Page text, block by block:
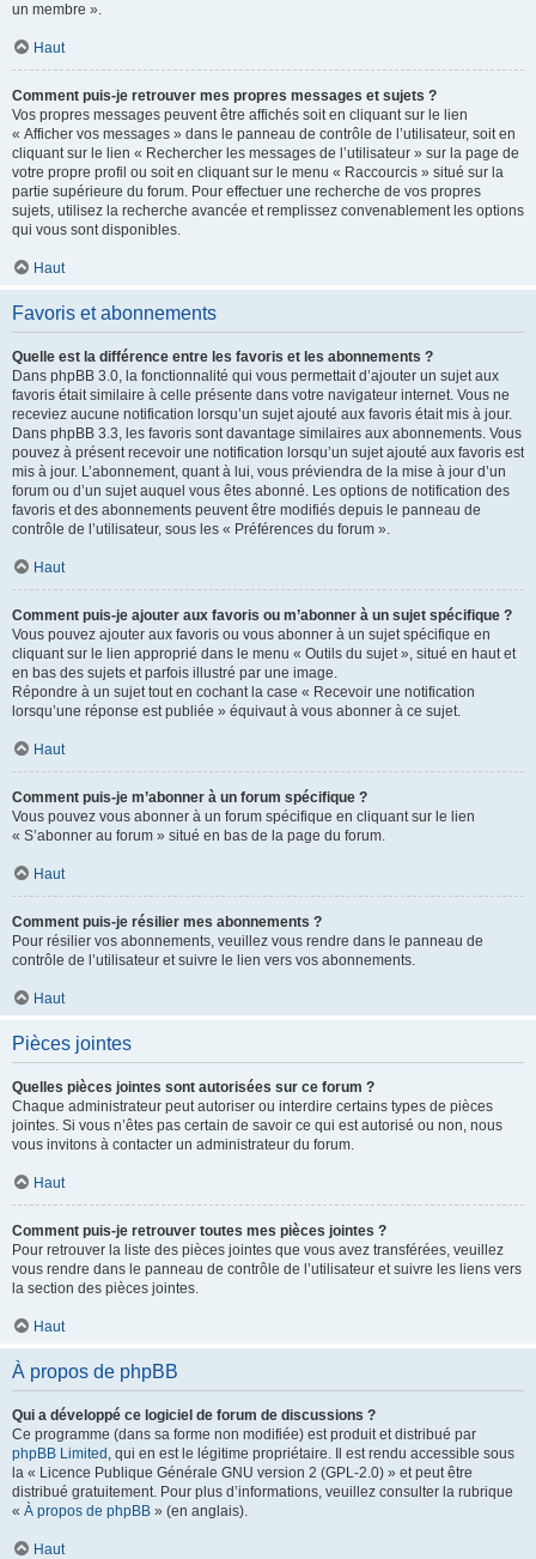
un membre ».
Haut
Comment puis-je retrouver mes propres messages et sujets ?
Vos propres messages peuvent être affichés soit en cliquant sur le lien
« Afficher vos messages » dans le panneau de contrôle de l’utilisateur, soit en
cliquant sur le lien « Rechercher les messages de l’utilisateur » sur la page de
votre propre profil ou soit en cliquant sur le menu « Raccourcis » situé sur la
partie supérieure du forum. Pour effectuer une recherche de vos propres
sujets, utilisez la recherche avancée et remplissez convenablement les options
qui vous sont disponibles.
Haut
Favoris et abonnements
Quelle est la différence entre les favoris et les abonnements ?
Dans phpBB 3.0, la fonctionnalité qui vous permettait d’ajouter un sujet aux
favoris était similaire à celle présente dans votre navigateur internet. Vous ne
receviez aucune notification lorsqu’un sujet ajouté aux favoris était mis à jour.
Dans phpBB 3.3, les favoris sont davantage similaires aux abonnements. Vous
pouvez à présent recevoir une notification lorsqu’un sujet ajouté aux favoris est
mis à jour. L’abonnement, quant à lui, vous préviendra de la mise à jour d’un
forum ou d’un sujet auquel vous êtes abonné. Les options de notification des
favoris et des abonnements peuvent être modifiés depuis le panneau de
contrôle de l’utilisateur, sous les « Préférences du forum ».
Haut
Comment puis-je ajouter aux favoris ou m’abonner à un sujet spécifique ?
Vous pouvez ajouter aux favoris ou vous abonner à un sujet spécifique en
cliquant sur le lien approprié dans le menu « Outils du sujet », situé en haut et
en bas des sujets et parfois illustré par une image.
Répondre à un sujet tout en cochant la case « Recevoir une notification
lorsqu’une réponse est publiée » équivaut à vous abonner à ce sujet.
Haut
Comment puis-je m’abonner à un forum spécifique ?
Vous pouvez vous abonner à un forum spécifique en cliquant sur le lien
« S’abonner au forum » situé en bas de la page du forum.
Haut
Comment puis-je résilier mes abonnements ?
Pour résilier vos abonnements, veuillez vous rendre dans le panneau de
contrôle de l’utilisateur et suivre le lien vers vos abonnements.
Haut
Pièces jointes
Quelles pièces jointes sont autorisées sur ce forum ?
Chaque administrateur peut autoriser ou interdire certains types de pièces
jointes. Si vous n’êtes pas certain de savoir ce qui est autorisé ou non, nous
vous invitons à contacter un administrateur du forum.
Haut
Comment puis-je retrouver toutes mes pièces jointes ?
Pour retrouver la liste des pièces jointes que vous avez transférées, veuillez
vous rendre dans le panneau de contrôle de l’utilisateur et suivre les liens vers
la section des pièces jointes.
Haut
À propos de phpBB
Qui a développé ce logiciel de forum de discussions ?
Ce programme (dans sa forme non modifiée) est produit et distribué par
phpBB Limited , qui en est le légitime propriétaire. Il est rendu accessible sous
la « Licence Publique Générale GNU version 2 (GPL-2.0) » et peut être
distribué gratuitement. Pour plus d’informations, veuillez consulter la rubrique
« À propos de phpBB » (en anglais).
Haut